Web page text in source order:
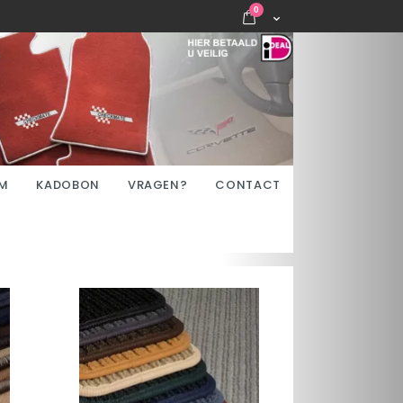
Cart
0 items
KADOBON VRAGEN? CONTACT